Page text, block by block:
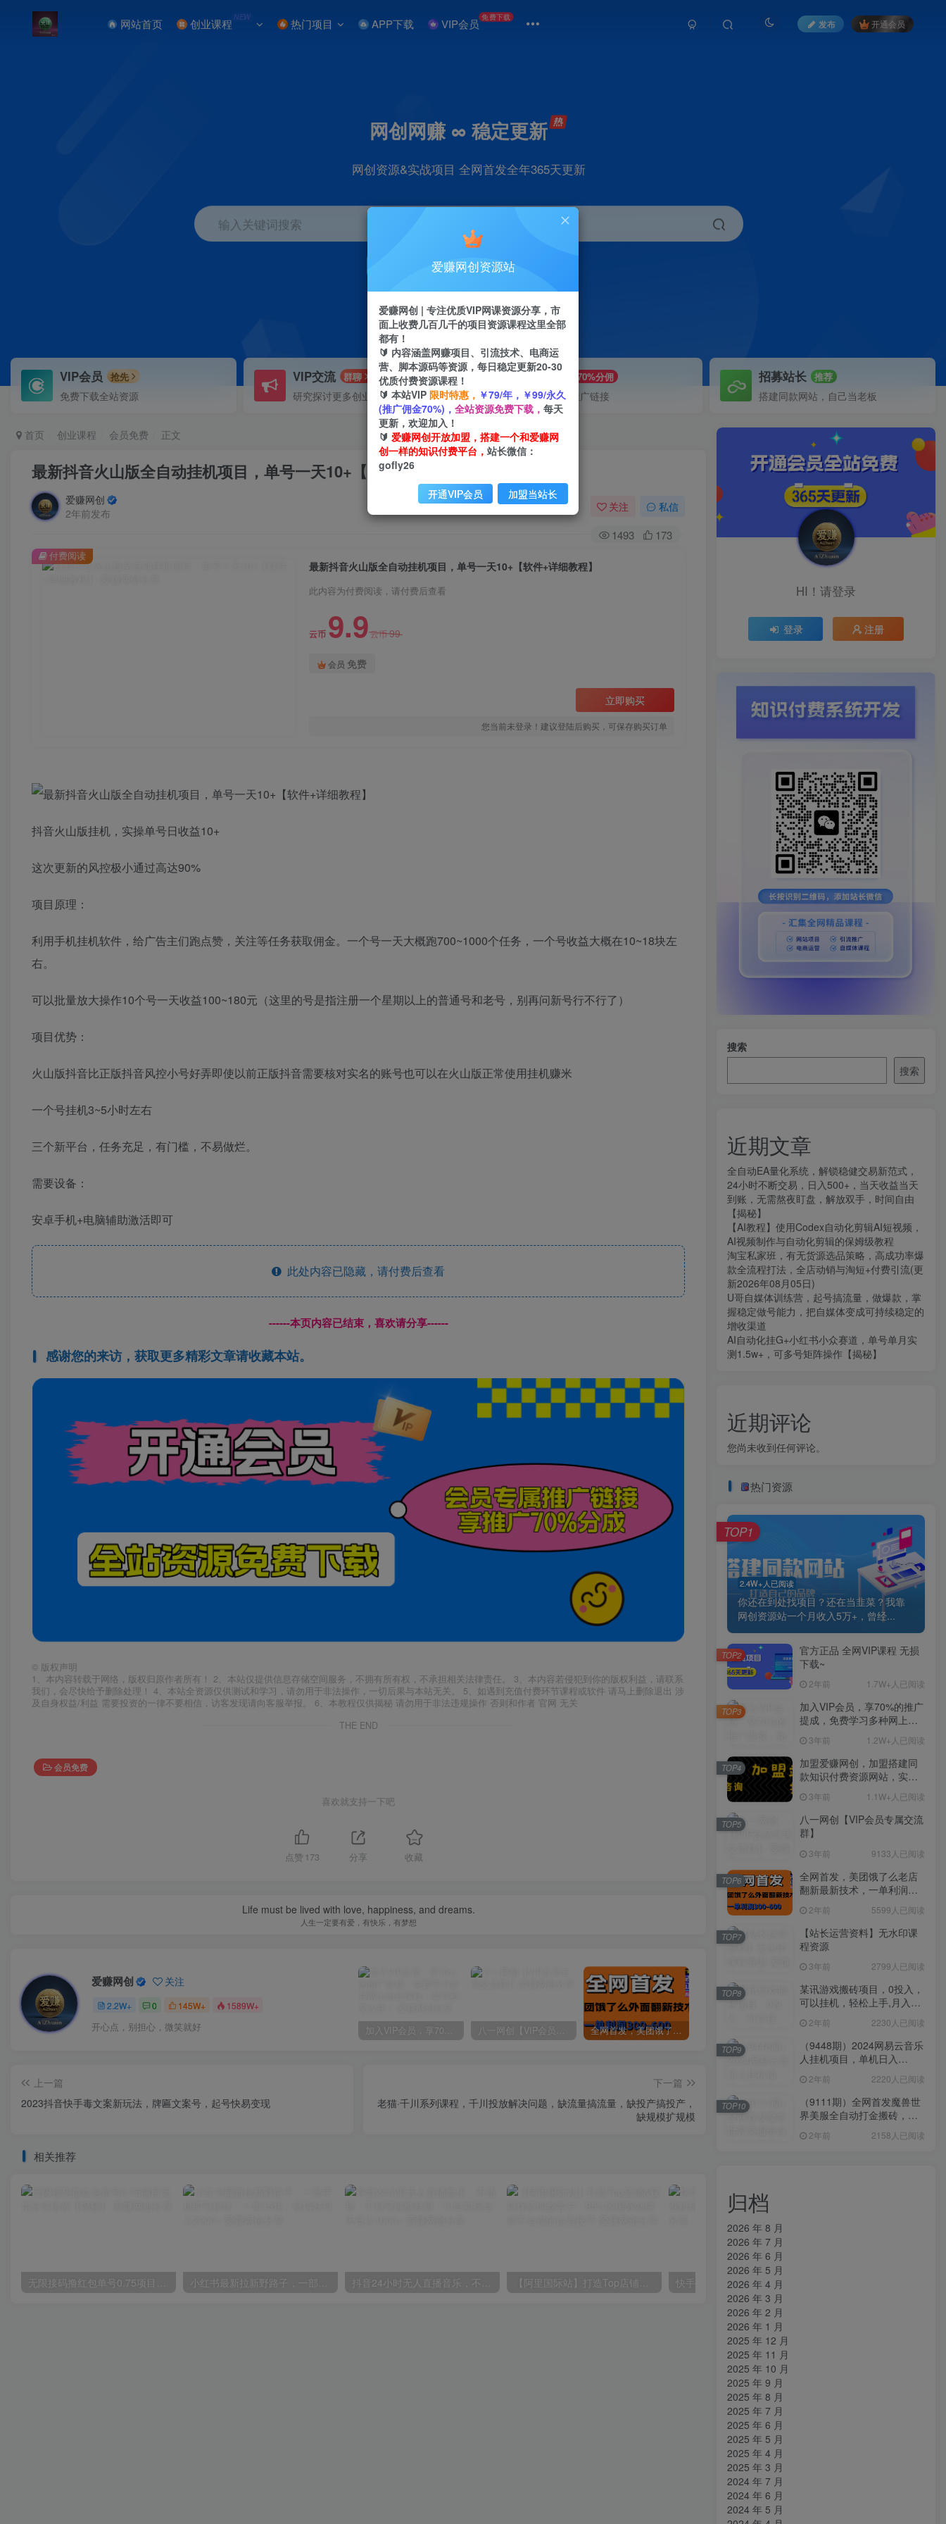
网站首页 创业课程 NEW 热门项目 APP下载 VIP会员 免费下载
发布 开通会员
网创网赚 ∞ 稳定更新
网创资源&实战项目 全网首发全年365天更新
输入关键词搜索
直播 剪辑 小红书
VIP会员 抢先
免费下载全站资源
VIP交流 群聊
研究探讨更多创业项目路子。
VIP推广 70%分佣
会员专属推广链接
招募站长 推荐
搭建同款网站，自己当老板
首页 创业课程 会员免费 正文
最新抖音火山版全自动挂机项目，单号一天10+【软件+详细教程】
爱赚网创
2年前发布
关注 私信
1493 173
最新抖音火山版全自动挂机项目，单号一天10+【软件+详细教程】
此内容为付费阅读，请付费后查看
云币 9.9云币99
会员 免费
立即购买
您当前未登录！建议登陆后购买，可保存购买订单
付费阅读
抖音火山版挂机，实操单号日收益10+
这次更新的风控极小通过高达90%
项目原理：
利用手机挂机软件，给广告主们跑点赞，关注等任务获取佣金。一个号一天大概跑700~1000个任务，一个号收益大概在10~18块左
右。
可以批量放大操作10个号一天收益100~180元（这里的号是指注册一个星期以上的普通号和老号，别再问新号行不行了）
项目优势：
火山版抖音比正版抖音风控小号好弄即使以前正版抖音需要核对实名的账号也可以在火山版正常使用挂机赚米
一个号挂机3~5小时左右
三个新平台，任务充足，有门槛，不易做烂。
需要设备：
安卓手机+电脑辅助激活即可
此处内容已隐藏，请付费后查看
------本页内容已结束，喜欢请分享------
感谢您的来访，获取更多精彩文章请收藏本站。
© 版权声明
1、本内容转载于网络，版权归原作者所有！ 2、本站仅提供信息存储空间服务，不拥有所有权，不承担相关法律责任。 3、本内容若侵犯到你的版权利益，请联系
我们，会尽快给予删除处理！ 4、本站全资源仅供测试和学习，请勿用于非法操作，一切后果与本站无关。 5、如遇到充值付费环节课程或软件 请马上删除退出 涉
及自身权益/利益 需要投资的一律不要相信，访客发现请向客服举报。 6、本教程仅供揭秘 请勿用于非法违规操作 否则和作者 官网 无关
THE END
会员免费
喜欢就支持一下吧
点赞 173 分享 收藏
Life must be lived with love, happiness, and dreams.
人生一定要有爱，有快乐，有梦想
爱赚网创 关注
2.2W+ 0 145W+ 1589W+
开心点，别担心，微笑就好 加入VIP会员，享70%的推广提成，免费学习多种网上创业课程，菜鸟秒变大神！ 八一网创【VIP会员专属交流群】 全网首发，美团饿了么老店翻新最新技术，一单利润300-600 （9448期）2024网易云音乐人挂机项目，单机日入150+，无脑月入5000+
上一篇
2023抖音快手毒文案新玩法，牌匾文案号，起号快易变现
下一篇
老猫·千川系列课程，千川投放解决问题，缺流量搞流量，缺投产搞投产，
缺规模扩规模
相关推荐
无限接码撸红包单号0.75项目无偿分享给你【揭秘】 小红书最新拉新野路子，一部手机即可操作，一单15块，做得好日入2000+ 抖音24小时无人直播音乐，不违规，不封号纯撸音浪，小白实操当天日入1000+ 【阿里国际站】打造Top店铺&获得优质询盘客户，​95%的国际站讲师不会说的运营技巧
HI！请登录
登录 注册
搜索
搜索
近期文章
全自动EA量化系统，解锁稳健交易新范式，
24小时不断交易，日入500+，当天收益当天
到账，无需熬夜盯盘，解放双手，时间自由
【揭秘】
【AI教程】使用Codex自动化剪辑AI短视频，
AI视频制作与自动化剪辑的保姆级教程
淘宝私家班，有无货源选品策略，高成功率爆
款全流程打法，全店动销与淘短+付费引流(更
新2026年08月05日)
U哥自媒体训练营，起号搞流量，做爆款，掌
握稳定做号能力，把自媒体变成可持续稳定的
增收渠道
AI自动化挂G+小红书小众赛道，单号单月实
测1.5w+，可多号矩阵操作【揭秘】
近期评论
您尚未收到任何评论。
热门资源
2.4W+人已阅读
你还在到处找项目？还在当韭菜？我靠
网创资源站一个月收入5万+，曾经...
TOP1
官方正品 全网VIP课程 无损
下载~
2年前 1.7W+人已阅读
TOP2
加入VIP会员，享70%的推广
提成，免费学习多种网上创
3年前 1.2W+人已阅读
TOP3
加盟爱赚网创，加盟搭建同
款知识付费资源网站，实现
3年前 1.1W+人已阅读
TOP4
八一网创【VIP会员专属交流
群】
3年前 9133人已阅读
TOP5
全网首发，美团饿了么老店
翻新最新技术，一单利润
2年前 5599人已阅读
TOP6
【站长运营资料】无水印课
程资源
3年前 2799人已阅读
TOP7
某讯游戏搬砖项目，0投入，
可以挂机，轻松上手,月入
2年前 2230人已阅读
TOP8
（9448期）2024网易云音乐
人挂机项目，单机日入
2年前 2220人已阅读
TOP9
（9111期）全网首发魔兽世
界美服全自动打金搬砖，日
姆级教学
2年前 2158人已阅读
TOP10
归档
2026 年 8 月
2026 年 7 月
2026 年 6 月
2026 年 5 月
2026 年 4 月
2026 年 3 月
2026 年 2 月
2026 年 1 月
2025 年 12 月
2025 年 11 月
2025 年 10 月
2025 年 9 月
2025 年 8 月
2025 年 7 月
2025 年 6 月
2025 年 5 月
2025 年 4 月
2025 年 3 月
2024 年 7 月
2024 年 6 月
2024 年 5 月
爱赚网创资源站
爱赚网创 | 专注优质VIP网课资源分享，市
面上收费几百几千的项目资源课程这里全部
都有！
🔰 内容涵盖网赚项目、引流技术、电商运
营、脚本源码等资源，每日稳定更新20-30
优质付费资源课程！
🔰 本站VIP 限时特惠， ￥79/年，￥99/永久
(推广佣金70%)， 全站资源免费下载， 每天
更新，欢迎加入！
🔰 爱赚网创开放加盟，搭建一个和爱赚网
创一样的知识付费平台， 站长微信：
gofly26
开通VIP会员 加盟当站长